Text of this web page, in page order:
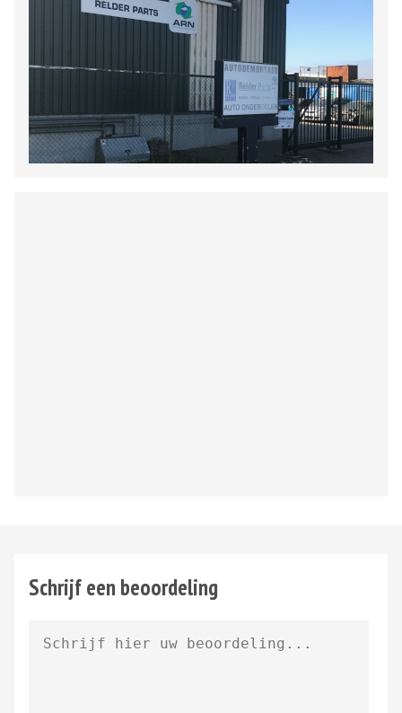
Schrijf een beoordeling